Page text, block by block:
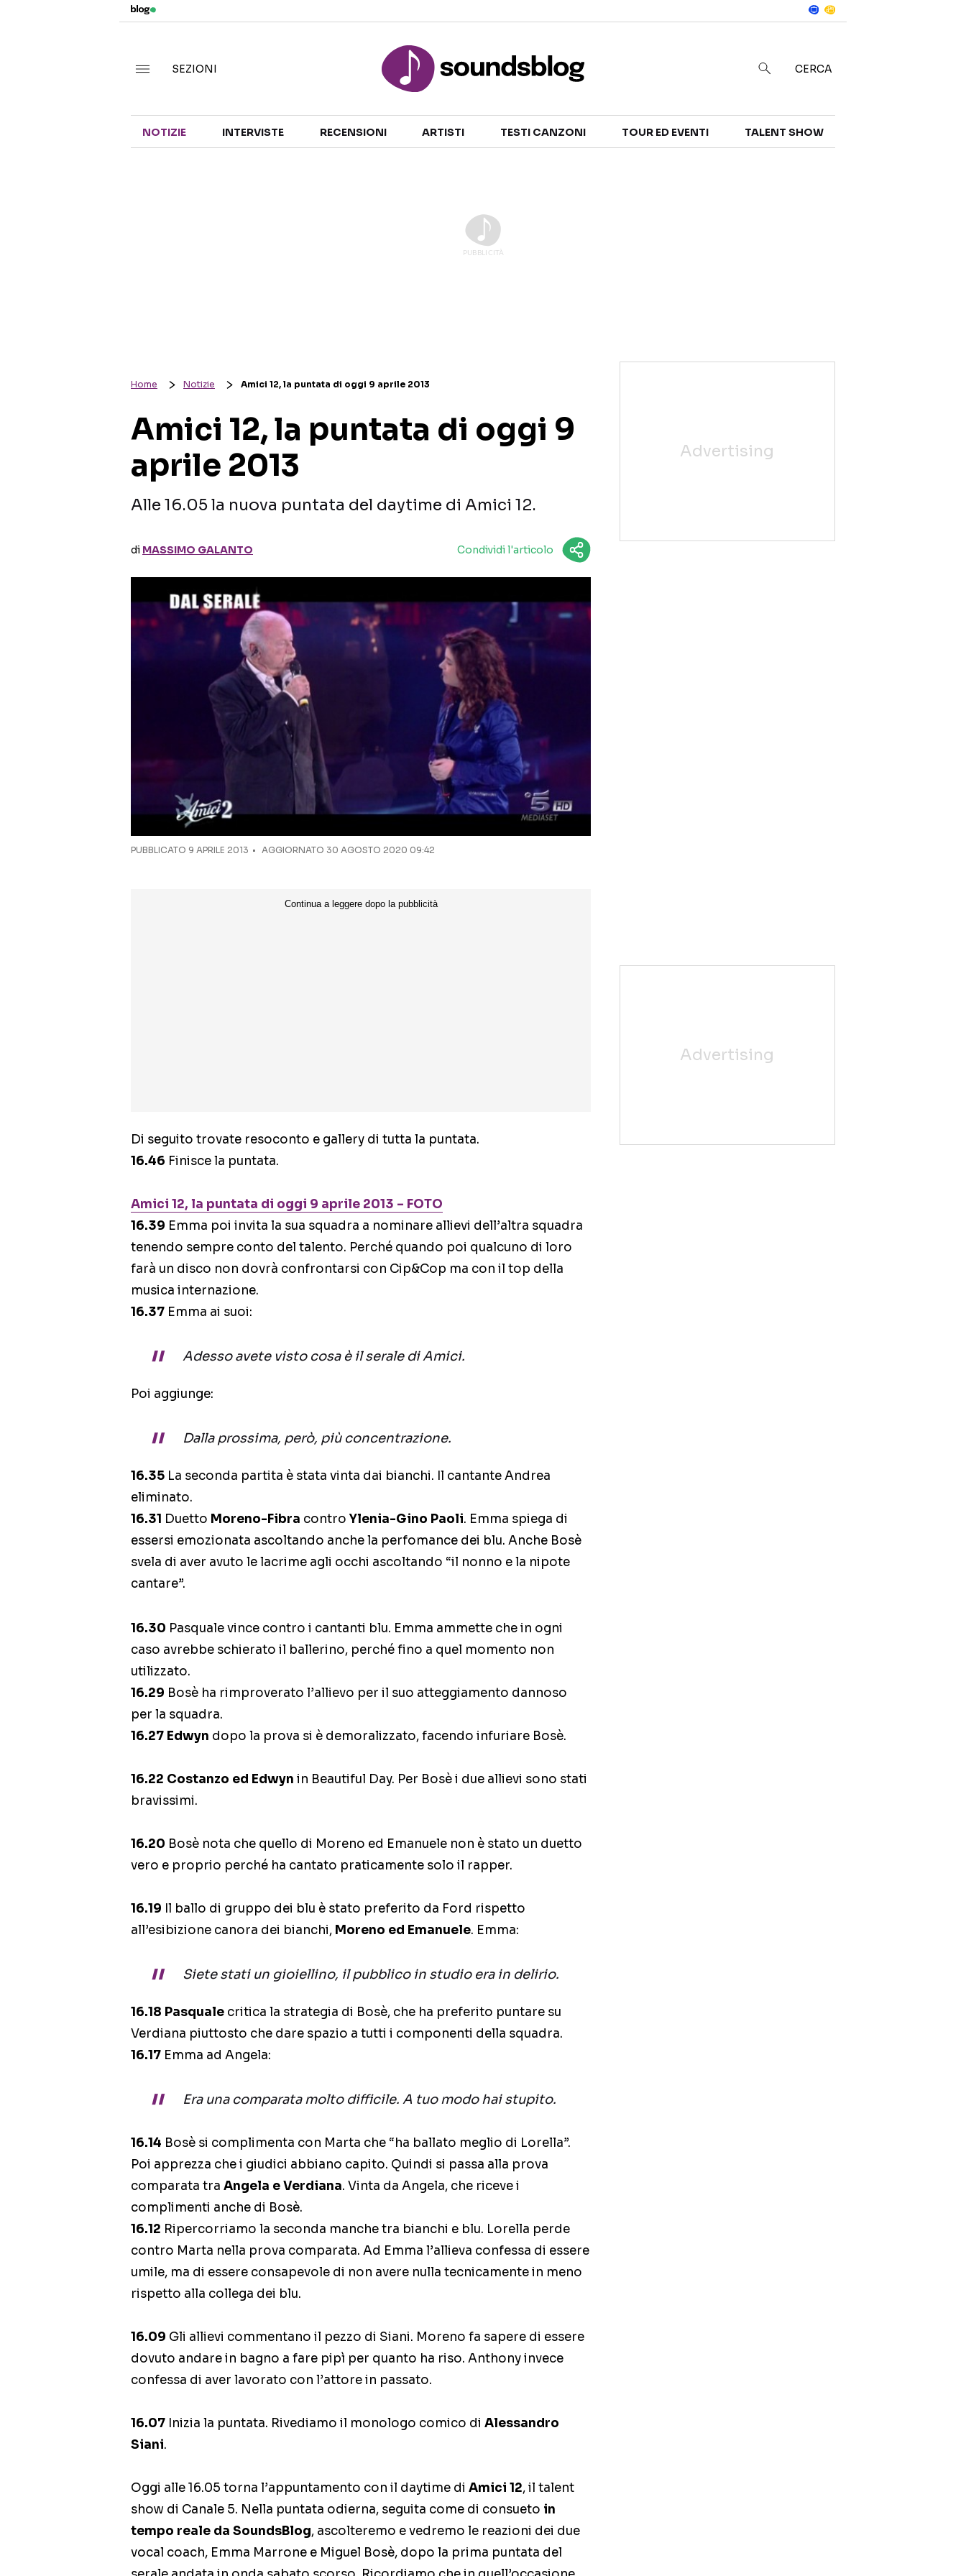
TALENT SHOW
SEZIONI CERCA
NOTIZIE INTERVISTE RECENSIONI ARTISTI TESTI CANZONI TOUR ED EVENTI TALENT SHOW
Home Notizie Amici 12, la puntata di oggi 9 aprile 2013
Amici 12, la puntata di oggi 9
aprile 2013
Alle 16.05 la nuova puntata del daytime di Amici 12.
di MASSIMO GALANTO Condividi l'articolo
PUBBLICATO 9 APRILE 2013 AGGIORNATO 30 AGOSTO 2020 09:42
Di seguito trovate resoconto e gallery di tutta la puntata.
16.46 Finisce la puntata.
Amici 12, la puntata di oggi 9 aprile 2013 – FOTO
16.39 Emma poi invita la sua squadra a nominare allievi dell’altra squadra
tenendo sempre conto del talento. Perché quando poi qualcuno di loro
farà un disco non dovrà confrontarsi con Cip&Cop ma con il top della
musica internazione.
16.37 Emma ai suoi:
Adesso avete visto cosa è il serale di Amici.
Poi aggiunge:
Dalla prossima, però, più concentrazione.
16.35 La seconda partita è stata vinta dai bianchi. Il cantante Andrea
eliminato.
16.31 Duetto Moreno-Fibra contro Ylenia-Gino Paoli. Emma spiega di
essersi emozionata ascoltando anche la perfomance dei blu. Anche Bosè
svela di aver avuto le lacrime agli occhi ascoltando “il nonno e la nipote
cantare”.
16.30 Pasquale vince contro i cantanti blu. Emma ammette che in ogni
caso avrebbe schierato il ballerino, perché fino a quel momento non
utilizzato.
16.29 Bosè ha rimproverato l’allievo per il suo atteggiamento dannoso
per la squadra.
16.27 Edwyn dopo la prova si è demoralizzato, facendo infuriare Bosè.
16.22 Costanzo ed Edwyn in Beautiful Day. Per Bosè i due allievi sono stati
bravissimi.
16.20 Bosè nota che quello di Moreno ed Emanuele non è stato un duetto
vero e proprio perché ha cantato praticamente solo il rapper.
16.19 Il ballo di gruppo dei blu è stato preferito da Ford rispetto
all’esibizione canora dei bianchi, Moreno ed Emanuele. Emma:
Siete stati un gioiellino, il pubblico in studio era in delirio.
16.18 Pasquale critica la strategia di Bosè, che ha preferito puntare su
Verdiana piuttosto che dare spazio a tutti i componenti della squadra.
16.17 Emma ad Angela:
Era una comparata molto difficile. A tuo modo hai stupito.
16.14 Bosè si complimenta con Marta che “ha ballato meglio di Lorella”.
Poi apprezza che i giudici abbiano capito. Quindi si passa alla prova
comparata tra Angela e Verdiana. Vinta da Angela, che riceve i
complimenti anche di Bosè.
16.12 Ripercorriamo la seconda manche tra bianchi e blu. Lorella perde
contro Marta nella prova comparata. Ad Emma l’allieva confessa di essere
umile, ma di essere consapevole di non avere nulla tecnicamente in meno
rispetto alla collega dei blu.
16.09 Gli allievi commentano il pezzo di Siani. Moreno fa sapere di essere
dovuto andare in bagno a fare pipì per quanto ha riso. Anthony invece
confessa di aver lavorato con l’attore in passato.
16.07 Inizia la puntata. Rivediamo il monologo comico di Alessandro
Siani.
Oggi alle 16.05 torna l’appuntamento con il daytime di Amici 12, il talent
show di Canale 5. Nella puntata odierna, seguita come di consueto in
tempo reale da SoundsBlog, ascolteremo e vedremo le reazioni dei due
vocal coach, Emma Marrone e Miguel Bosè, dopo la prima puntata del